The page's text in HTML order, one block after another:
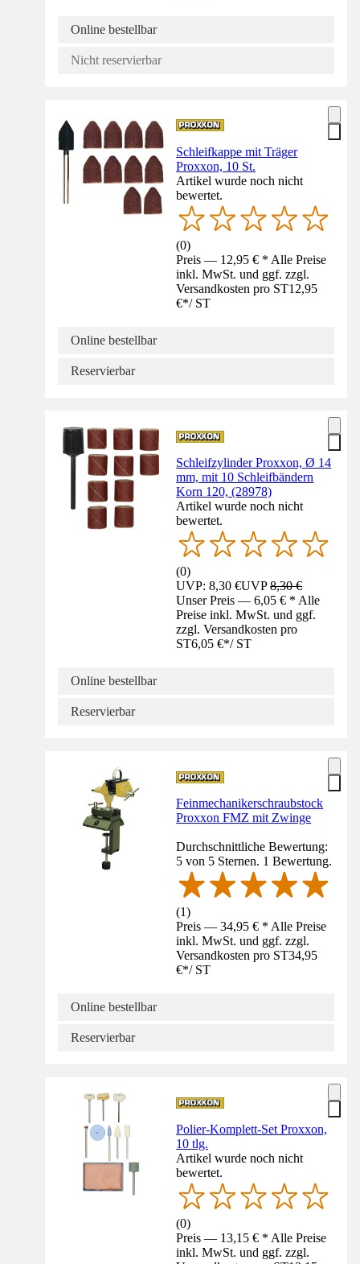
Online bestellbar
Nicht reservierbar
Schleifkappe mit Träger
Proxxon, 10 St.
Artikel wurde noch nicht
bewertet.
(0)
Preis — 12,95 € * Alle Preise
inkl. MwSt. und ggf. zzgl.
Versandkosten pro ST12,95
€*/ ST
Online bestellbar
Reservierbar
Schleifzylinder Proxxon, Ø 14
mm, mit 10 Schleifbändern
Korn 120, (28978)
Artikel wurde noch nicht
bewertet.
(0)
UVP: 8,30 €UVP8,30 €
Unser Preis — 6,05 € * Alle
Preise inkl. MwSt. und ggf.
zzgl. Versandkosten pro
ST6,05 €*/ ST
Online bestellbar
Reservierbar
Feinmechanikerschraubstock
Proxxon FMZ mit Zwinge
Durchschnittliche Bewertung:
5 von 5 Sternen. 1 Bewertung.
(1)
Preis — 34,95 € * Alle Preise
inkl. MwSt. und ggf. zzgl.
Versandkosten pro ST34,95
€*/ ST
Online bestellbar
Reservierbar
Polier-Komplett-Set Proxxon,
10 tlg.
Artikel wurde noch nicht
bewertet.
(0)
Preis — 13,15 € * Alle Preise
inkl. MwSt. und ggf. zzgl.